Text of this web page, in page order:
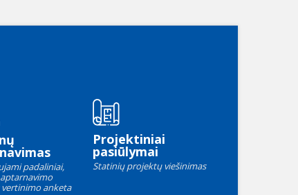
padaliniai,
anketa
Projektiniai
pasiūlymai
Statinių projektų viešinimas